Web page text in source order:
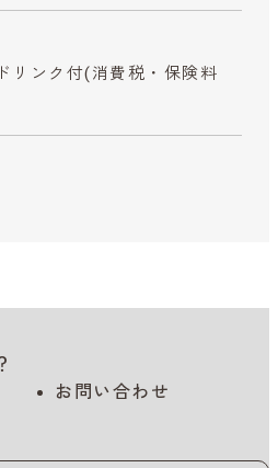
リンク付(消費税・保険料
お問い合わせ